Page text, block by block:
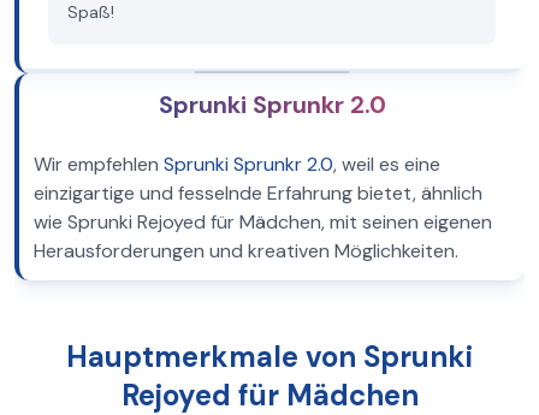
Spaß!
Sprunki Sprunkr 2.0
Wir empfehlen Sprunki Sprunkr 2.0, weil es eine
einzigartige und fesselnde Erfahrung bietet, ähnlich
wie Sprunki Rejoyed für Mädchen, mit seinen eigenen
Herausforderungen und kreativen Möglichkeiten.
Hauptmerkmale von Sprunki
Rejoyed für Mädchen